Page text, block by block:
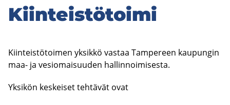
Kiin­teis­tö­toi­mi
Kiinteistötoimen yksikkö vastaa Tampereen kaupungin
maa- ja vesiomaisuuden hallinnoimisesta.
Yk­si­kön kes­kei­set teh­tä­vät ovat